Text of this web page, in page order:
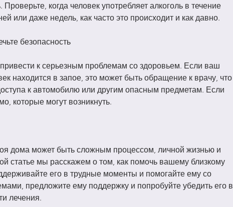
Проверьте, когда человек употребляет алкоголь в течение
или даже недель, как часто это происходит и как давно.
безопасность
к серьезным проблемам со здоровьем. Если ваш
находится в запое, это может быть обращение к врачу, что
к автомобилю или другим опасным предметам. Если
которые могут возникнуть.
дома может быть сложным процессом, личной жизнью и
статье мы расскажем о том, как помочь вашему близкому
его в трудные моменты и помогайте ему со
предложите ему поддержку и попробуйте убедить его в
лечения.